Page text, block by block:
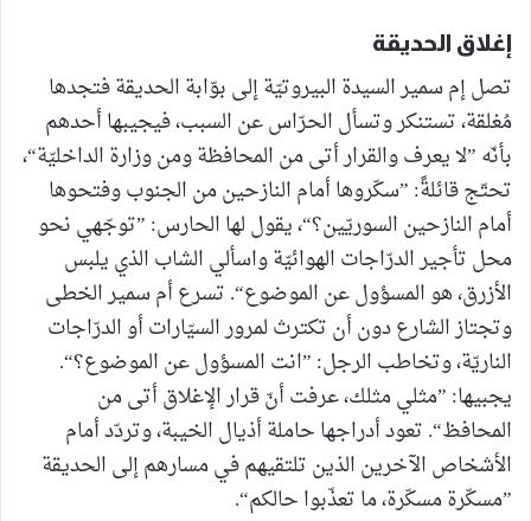
إغلاق الحديقة
تصل إم سمير السيدة البيروتيّة إلى بوّابة الحديقة فتجدها
مُغلقة، تستنكر وتسأل الحرّاس عن السبب، فيجيبها أحدهم
بأنّه ”لا يعرف والقرار أتى من المحافظة ومن وزارة الداخليّة“،
تحتّج قائلةً: ”سكّروها أمام النازحين من الجنوب وفتحوها
أمام النازحين السوريّين؟“، يقول لها الحارس: ”توجّهي نحو
محل تأجير الدرّاجات الهوائيّة واسألي الشاب الذي يلبس
الأزرق، هو المسؤول عن الموضوع“. تسرع أم سمير الخطى
وتجتاز الشارع دون أن تكترث لمرور السيّارات أو الدرّاجات
الناريّة، وتخاطب الرجل: ”انت المسؤول عن الموضوع؟“.
يجبيها: ”مثلي مثلك، عرفت أنّ قرار الإغلاق أتى من
المحافظ“. تعود أدراجها حاملة أذيال الخيبة، وتردّد أمام
الأشخاص الآخرين الذين تلتقيهم في مسارهم إلى الحديقة
”مسكّرة مسكّرة، ما تعذّبوا حالكم“.